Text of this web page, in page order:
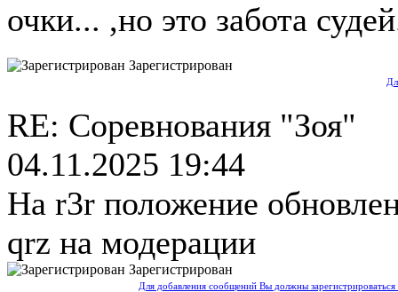
очки... ,но это забота
Зарегистрирован
RE: Соревнования "Зоя"
04.11.2025 19:44
На r3r положение
qrz на модерации
Зарегистрирован
Для добавления сообщений Вы должны зарегистрироваться